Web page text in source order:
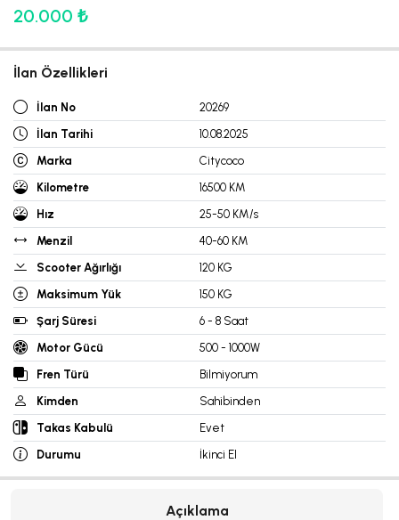
20.000 ₺
İlan Özellikleri
İlan No
20269
İlan Tarihi
10.08.2025
Marka
Citycoco
Kilometre
16500 KM
Hız
25-50 KM/s
Menzil
40-60 KM
Scooter Ağırlığı
120 KG
Maksimum Yük
150 KG
Şarj Süresi
6 - 8 Saat
Motor Gücü
500 - 1000W
Fren Türü
Bilmiyorum
Kimden
Sahibinden
Takas Kabulü
Evet
Durumu
İkinci El
Açıklama